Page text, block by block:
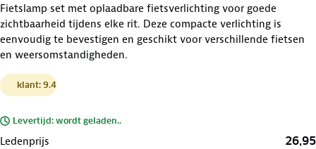
Fietslamp set met oplaadbare fietsverlichting voor goede
zichtbaarheid tijdens elke rit. Deze compacte verlichting is
eenvoudig te bevestigen en geschikt voor verschillende fietsen
en weersomstandigheden.
klant: 9.4
Levertijd: wordt geladen..
Ledenprijs 26,95